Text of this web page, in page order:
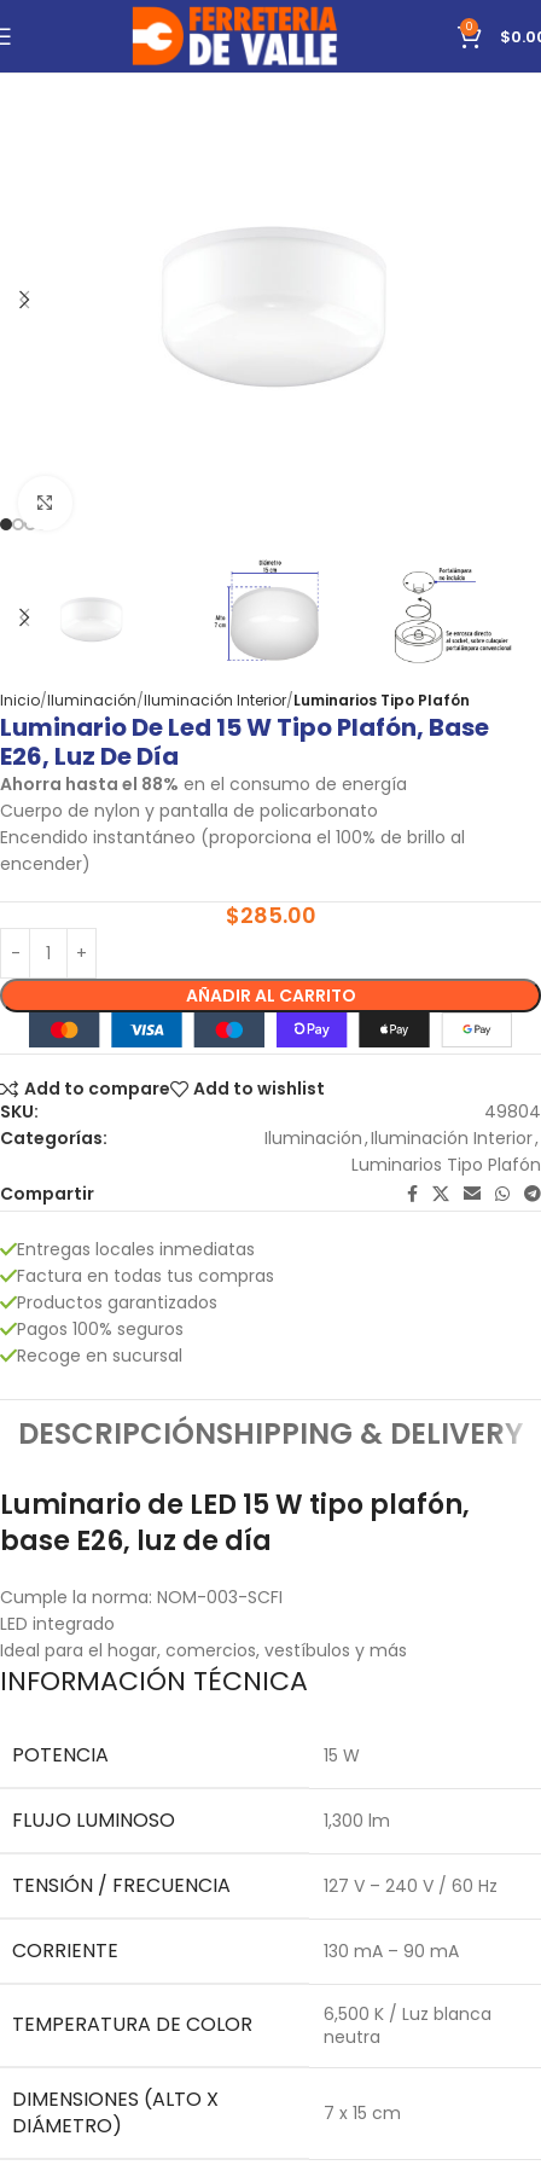
0 $
Inicio Iluminación Iluminación Interior Luminarios Tipo Plafón
Luminario De Led 15 W Tipo Plafón, Base
E26, Luz De Día
Ahorra hasta el 88% en el consumo de energía
Cuerpo de nylon y pantalla de policarbonato
Encendido instantáneo (proporciona el 100% de brillo al
encender)
$285.00
AÑADIR AL CARRITO
Add to compare
Add to wishlist
SKU:
49804
Categorías:
Iluminación,Iluminación Interior,
Luminarios Tipo Plafón
Compartir
Entregas locales inmediatas
Factura en todas tus compras
Productos garantizados
Pagos 100% seguros
Recoge en sucursal
DESCRIPCIÓNSHIPPING & DELIVERY
Luminario de LED 15 W tipo plafón,
base E26, luz de día
Cumple la norma: NOM-003-SCFI
LED integrado
Ideal para el hogar, comercios, vestíbulos y más
INFORMACIÓN TÉCNICA
POTENCIA 15 W
FLUJO LUMINOSO 1,300 lm
TENSIÓN / FRECUENCIA 127 V – 240 V / 60 Hz
CORRIENTE 130 mA – 90 mA
TEMPERATURA DE COLOR
6,500 K / Luz blanca
neutra
DIMENSIONES (ALTO X
DIÁMETRO)
7 x 15 cm